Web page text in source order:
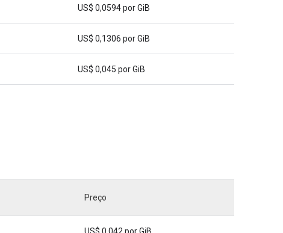
US$ 0,0594 por GiB
US$ 0,1306 por GiB
US$ 0,045 por GiB
Preço